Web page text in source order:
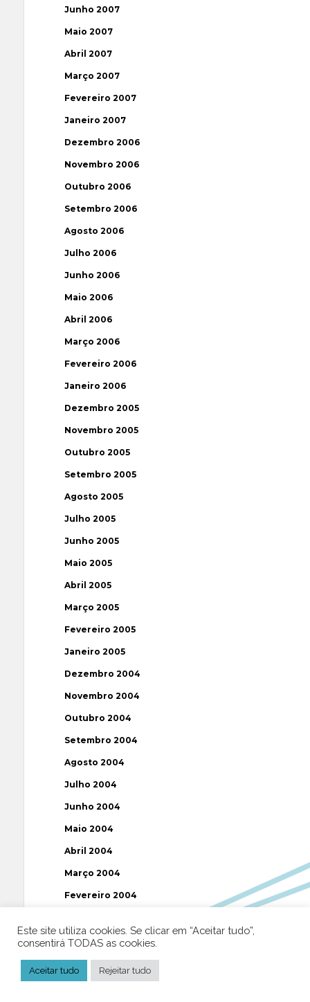
Junho 2007
Maio 2007
Abril 2007
Março 2007
Fevereiro 2007
Janeiro 2007
Dezembro 2006
Novembro 2006
Outubro 2006
Setembro 2006
Agosto 2006
Julho 2006
Junho 2006
Maio 2006
Abril 2006
Março 2006
Fevereiro 2006
Janeiro 2006
Dezembro 2005
Novembro 2005
Outubro 2005
Setembro 2005
Agosto 2005
Julho 2005
Junho 2005
Maio 2005
Abril 2005
Março 2005
Fevereiro 2005
Janeiro 2005
Dezembro 2004
Novembro 2004
Outubro 2004
Setembro 2004
Agosto 2004
Julho 2004
Junho 2004
Maio 2004
Abril 2004
Março 2004
Fevereiro 2004
Dezembro 2003
Novembro 2003
Julho 2003
Este site utiliza cookies. Se clicar em “Aceitar tudo”,
consentirá TODAS as cookies.
Aceitar tudo Rejeitar tudo